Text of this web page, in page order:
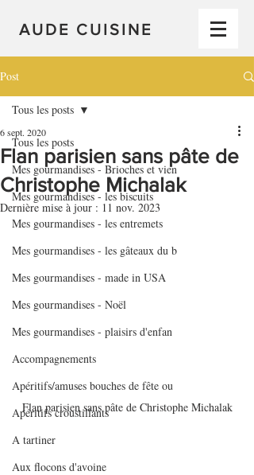
AUDE CUISINE
Post
Tous les posts
Mes gourmandises - Brioches et vien
Mes gourmandises - les biscuits
Mes gourmandises - les entremets
Mes gourmandises - les gâteaux du b
Mes gourmandises - made in USA
Mes gourmandises - Noël
Mes gourmandises - plaisirs d'enfan
Accompagnements
Apéritifs/amuses bouches de fête ou
Apéritifs croustillants
A tartiner
Aux flocons d'avoine
Tous les posts
Flan parisien sans pâte de
Christophe Michalak
6 sept. 2020
Dernière mise à jour : 11 nov. 2023
Flan parisien sans pâte de Christophe Michalak